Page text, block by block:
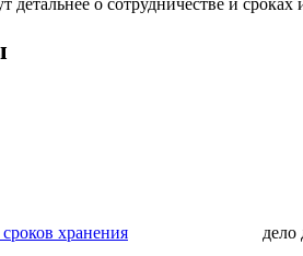
хранения дело